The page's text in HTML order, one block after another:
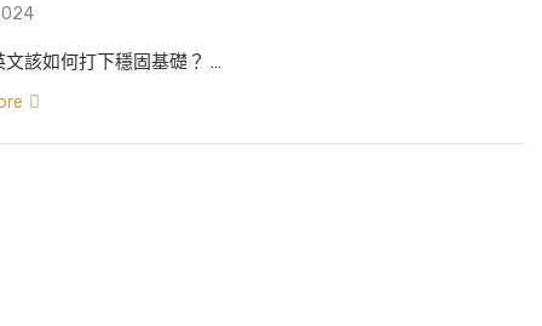
文該如何打下穩固基礎？ …